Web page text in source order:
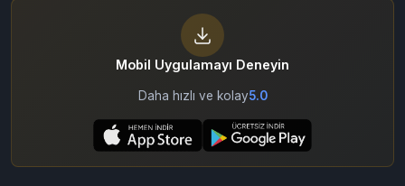
Mobil Uygulamayı Deneyin
Daha hızlı ve kolay5.0